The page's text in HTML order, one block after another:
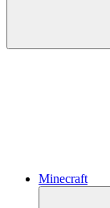
Minecraft